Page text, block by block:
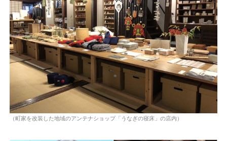
（町家を改装した地域のアンテナショップ「うなぎの寝床」の店内）